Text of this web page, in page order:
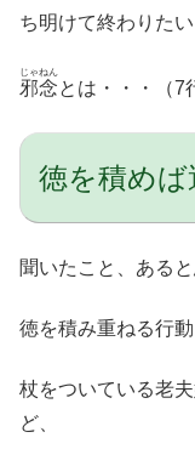
ち明けて終わりたい
邪念
じゃねん
とは・・・（7
徳を積めば
聞いたこと、ある
徳を積み重ねる行
杖をついている老
ど、